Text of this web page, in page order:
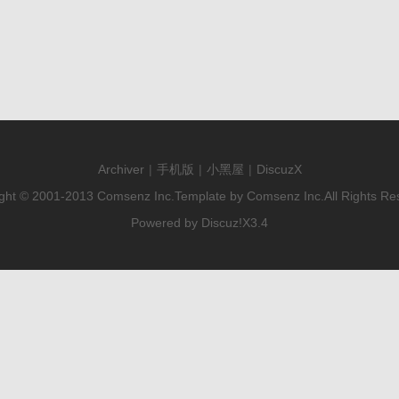
Archiver | 手机版 | 小黑屋 | DiscuzX
© 2001-2013 Comsenz Inc. Template by Comsenz Inc. All Rights
Powered by Discuz!X3.4